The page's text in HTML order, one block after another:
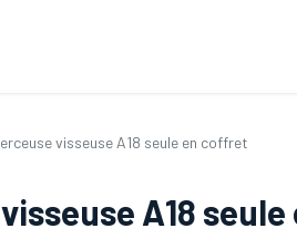
visseuse A18 seule en coffret
A18